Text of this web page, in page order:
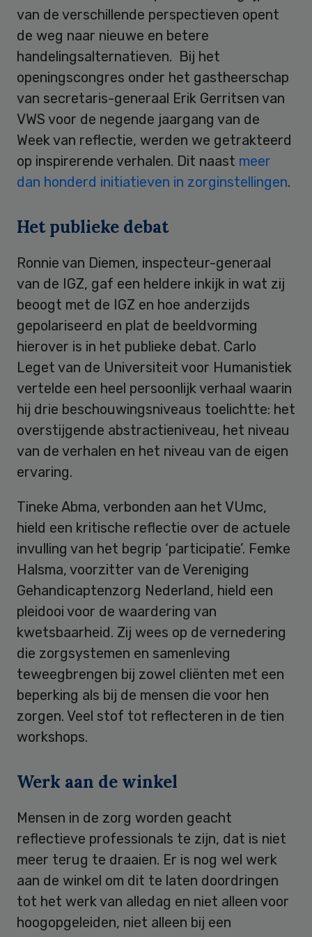
van de verschillende perspectieven opent
de weg naar nieuwe en betere
handelingsalternatieven. Bij het
openingscongres onder het gastheerschap
van secretaris-generaal Erik Gerritsen van
VWS voor de negende jaargang van de
Week van reflectie, werden we getrakteerd
op inspirerende verhalen. Dit naast meer
dan honderd initiatieven in zorginstellingen.
Het publieke debat
Ronnie van Diemen, inspecteur-generaal
van de IGZ, gaf een heldere inkijk in wat zij
beoogt met de IGZ en hoe anderzijds
gepolariseerd en plat de beeldvorming
hierover is in het publieke debat. Carlo
Leget van de Universiteit voor Humanistiek
vertelde een heel persoonlijk verhaal waarin
hij drie beschouwingsniveaus toelichtte: het
overstijgende abstractieniveau, het niveau
van de verhalen en het niveau van de eigen
ervaring.
Tineke Abma, verbonden aan het VUmc,
hield een kritische reflectie over de actuele
invulling van het begrip ‘participatie’. Femke
Halsma, voorzitter van de Vereniging
Gehandicaptenzorg Nederland, hield een
pleidooi voor de waardering van
kwetsbaarheid. Zij wees op de vernedering
die zorgsystemen en samenleving
teweegbrengen bij zowel cliënten met een
beperking als bij de mensen die voor hen
zorgen. Veel stof tot reflecteren in de tien
workshops.
Werk aan de winkel
Mensen in de zorg worden geacht
reflectieve professionals te zijn, dat is niet
meer terug te draaien. Er is nog wel werk
aan de winkel om dit te laten doordringen
tot het werk van alledag en niet alleen voor
hoogopgeleiden, niet alleen bij een